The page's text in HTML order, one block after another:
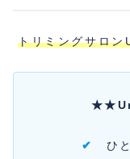
トリミングサロ
✔ ひ